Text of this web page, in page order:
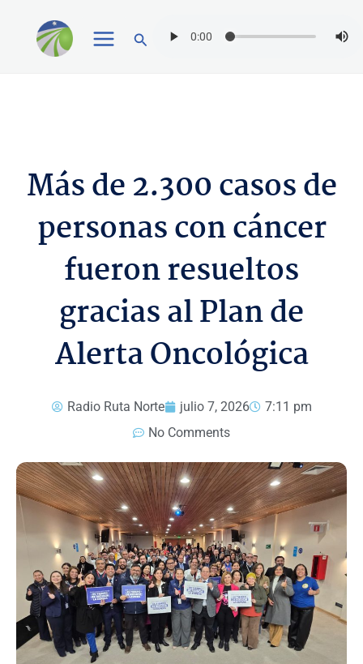
Buscar
Más de 2.300 casos de
personas con cáncer
fueron resueltos
gracias al Plan de
Alerta Oncológica
Radio Ruta Norte julio 7, 2026
7:11 pm
No Comments